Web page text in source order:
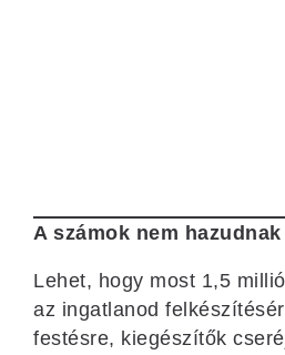
A számok nem hazudnak
Lehet, hogy most 1,5
az ingatlanod
festésre, kiegészítők